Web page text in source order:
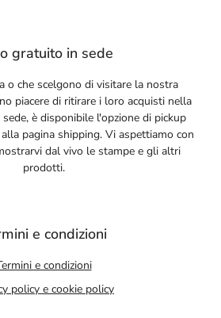
gratuito in sede
o che scelgono di visitare la nostra
piacere di ritirare i loro acquisti nella
è disponibile l'opzione di pickup
pagina shipping. Vi aspettiamo con
dal vivo le stampe e gli altri
prodotti.
e condizioni
e condizioni
policy e cookie policy